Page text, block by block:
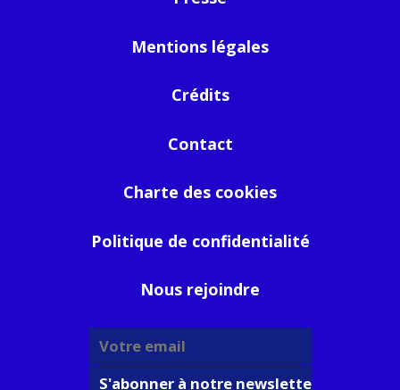
Mentions légales
Crédits
Contact
Charte des cookies
Politique de confidentialité
Nous rejoindre